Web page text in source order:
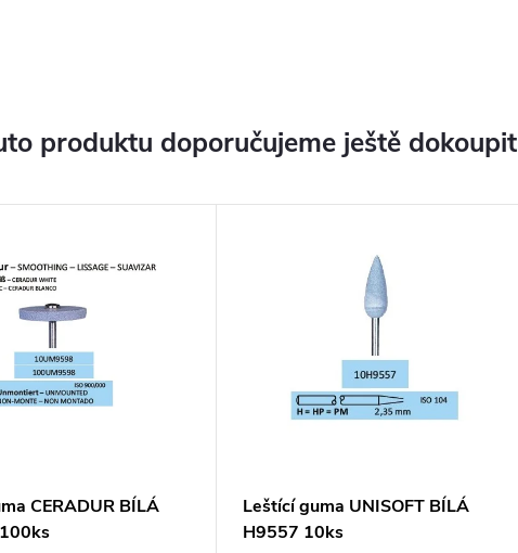
produktu doporučujeme ještě dokoupit
CERADUR BÍLÁ
Leštící guma UNISOFT BÍLÁ
H9557 10ks